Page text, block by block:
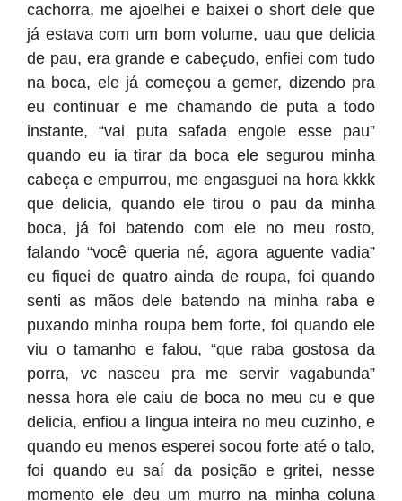
cachorra, me ajoelhei e baixei o short dele que
já estava com um bom volume, uau que delicia
de pau, era grande e cabeçudo, enfiei com tudo
na boca, ele já começou a gemer, dizendo pra
eu continuar e me chamando de puta a todo
instante, “vai puta safada engole esse pau”
quando eu ia tirar da boca ele segurou minha
cabeça e empurrou, me engasguei na hora kkkk
que delicia, quando ele tirou o pau da minha
boca, já foi batendo com ele no meu rosto,
falando “você queria né, agora aguente vadia”
eu fiquei de quatro ainda de roupa, foi quando
senti as mãos dele batendo na minha raba e
puxando minha roupa bem forte, foi quando ele
viu o tamanho e falou, “que raba gostosa da
porra, vc nasceu pra me servir vagabunda”
nessa hora ele caiu de boca no meu cu e que
delicia, enfiou a lingua inteira no meu cuzinho, e
quando eu menos esperei socou forte até o talo,
foi quando eu saí da posição e gritei, nesse
momento ele deu um murro na minha coluna